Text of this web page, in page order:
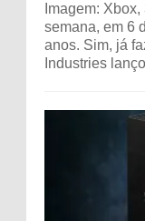
Imagem:
semana, em 6
anos. Sim, já
Industries